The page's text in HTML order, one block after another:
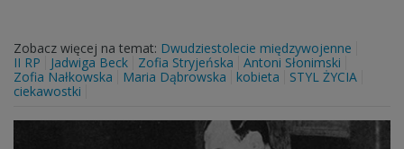
Zobacz więcej na temat: Dwudziestolecie międzywojenne
II RP
Jadwiga Beck Zofia Stryjeńska
Antoni Słonimski
Zofia Nałkowska
Maria Dąbrowska kobieta
STYL ŻYCIA
ciekawostki